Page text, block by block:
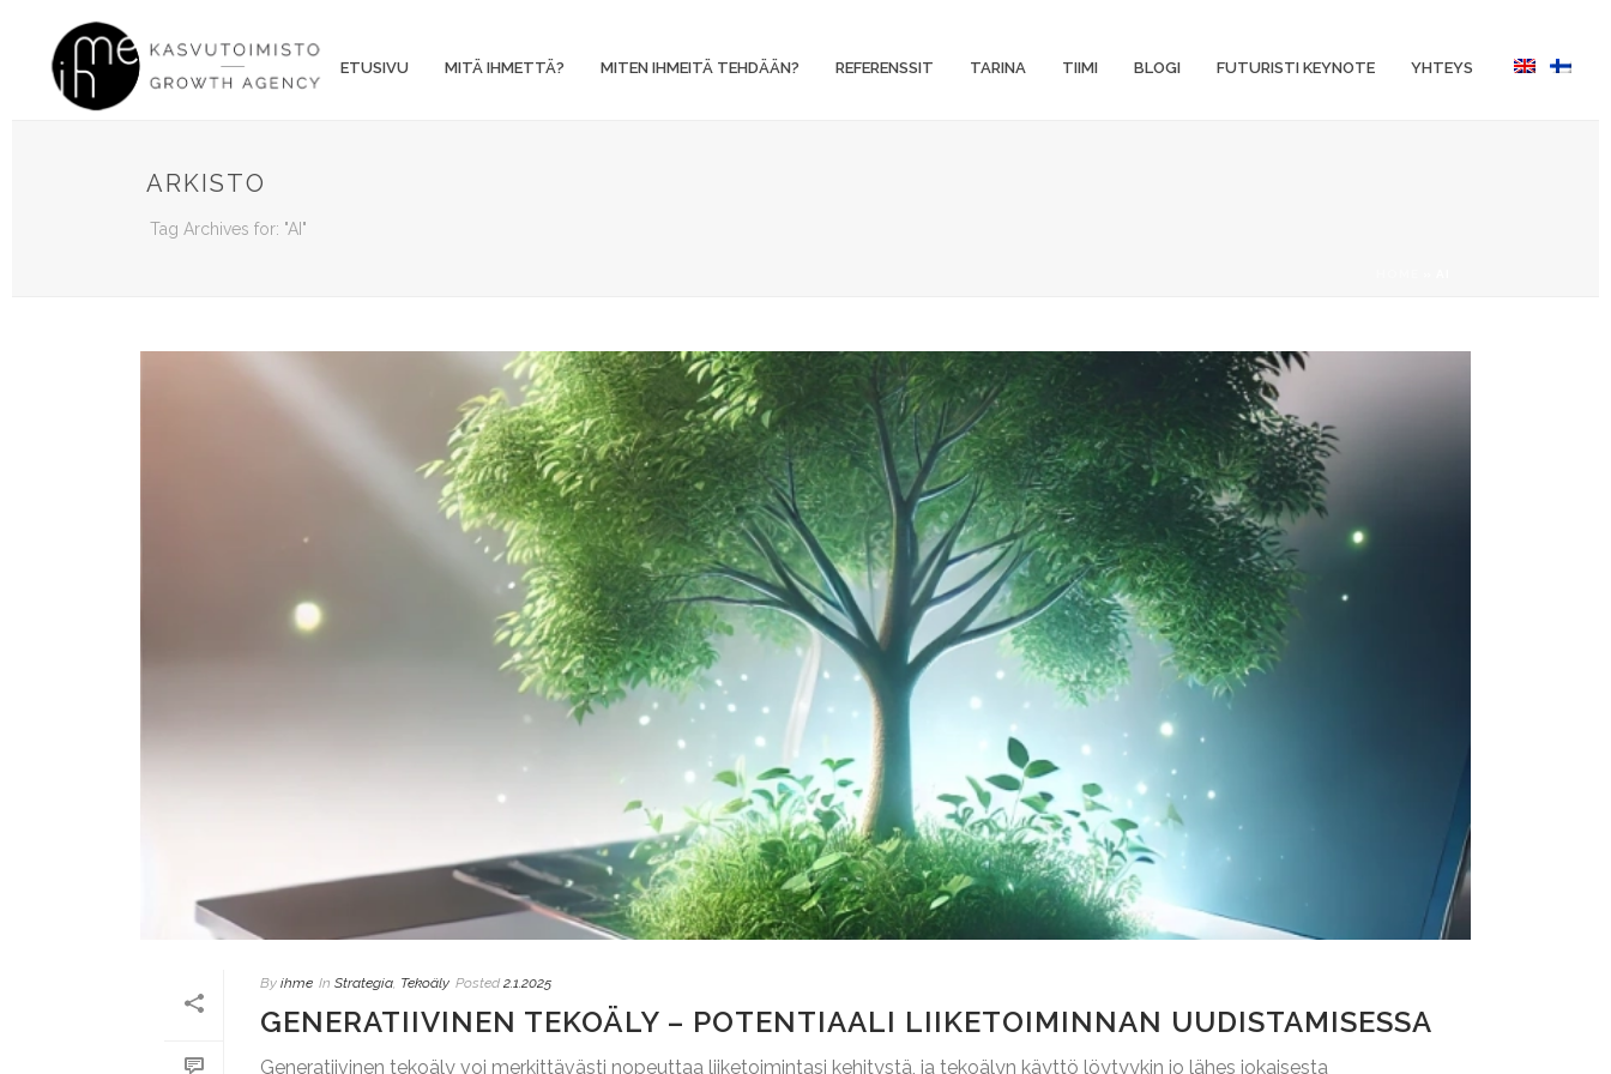
ETUSIVU MITÄ IHMETTÄ? MITEN IHMEITÄ TEHDÄÄN? REFERENSSIT TARINA TIIMI BLOGI FUTURISTI KEYNOTE YHTEYS
ARKISTO
Tag Archives for: "AI"
By ihme In Strategia Tekoäly Posted 2.1.2025
GENERATIIVINEN TEKOÄLY – POTENTIAALI LIIKETOIMINNAN UUDISTAMISESSA
Generatiivinen tekoäly voi merkittävästi nopeuttaa liiketoimintasi kehitystä, ja tekoälyn käyttö löytyykin jo lähes jokaisesta